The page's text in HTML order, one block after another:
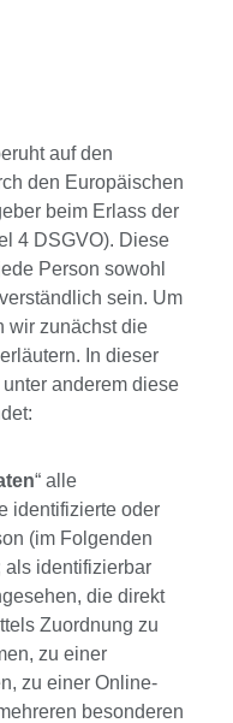
auf den
den Europäischen
beim Erlass der
4 DSGVO). Diese
Person sowohl
sein. Um
wir zunächst die
In dieser
anderem diese
“ alle
identifizierte oder
(im Folgenden
als identifizierbar
die direkt
Zuordnung zu
zu einer
zu einer Online-
besonderen